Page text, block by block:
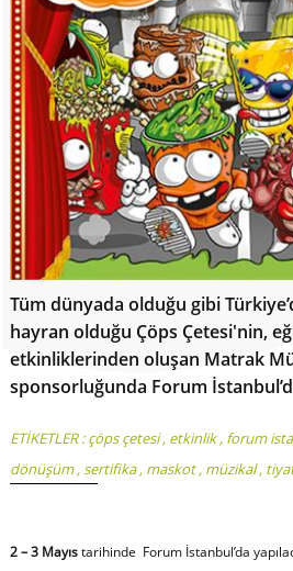
Tüm dünyada olduğu gibi
hayran olduğu Çöps Çetesi'nin,
etkinliklerinden oluşan Matrak
sponsorluğunda Forum
ETİKETLER :çöps çetesi, etkinlik, forum
dönüşüm,sertifika, maskot, müzikal,
2 – 3 Mayıstarihinde Forum İstanbul’da